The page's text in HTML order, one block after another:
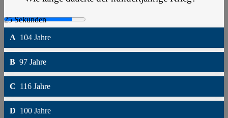
A 104 Jahre
B 97 Jahre
C 116 Jahre
D 100 Jahre